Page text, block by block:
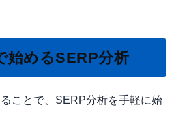
始めるSERP分析
ことで、SERP分析を手軽に始